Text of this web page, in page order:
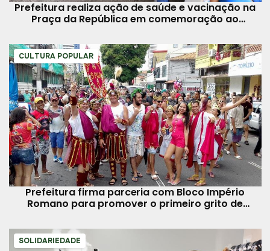
Prefeitura realiza ação de saúde e vacinação na
Praça da República em comemoração ao
CULTURA POPULAR
Prefeitura firma parceria com Bloco Império
Romano para promover o primeiro grito de
SOLIDARIEDADE